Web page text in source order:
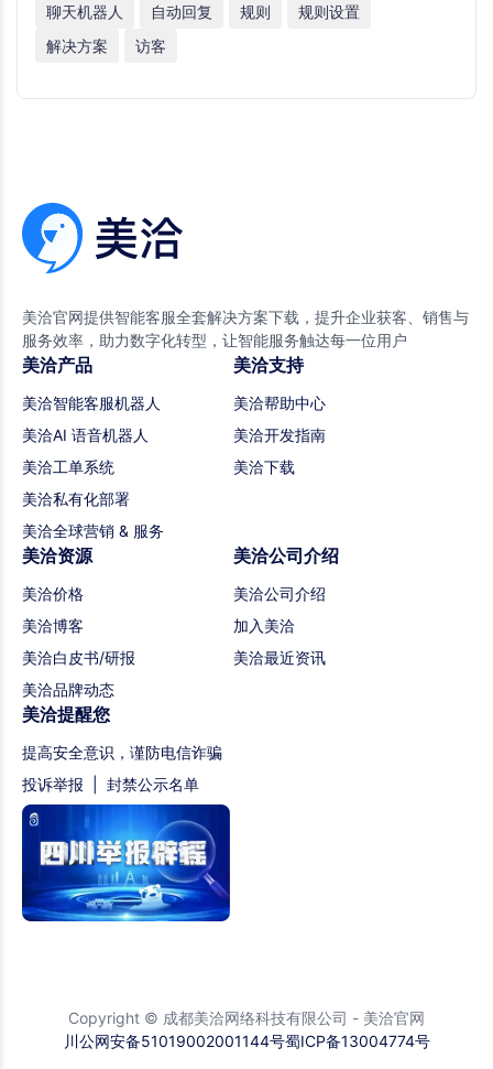
聊天机器人
自动回复 规则
规则设置
解决方案
访客
美洽官网提供智能客服全套解决方案下载，提升企业获客、销售与
服务效率，助力数字化转型，让智能服务触达每一位用户
美洽产品
美洽智能客服机器人
美洽AI 语音机器人
美洽工单系统
美洽私有化部署
美洽全球营销 & 服务
美洽支持
美洽帮助中心
美洽开发指南
美洽下载
美洽资源
美洽价格
美洽博客
美洽白皮书/研报
美洽品牌动态
美洽公司介绍
美洽公司介绍
加入美洽
美洽最近资讯
美洽提醒您
提高安全意识，谨防电信诈骗
投诉举报
封禁公示名单
Copyright © 成都美洽网络科技有限公司 - 美洽官网
川公网安备51019002001144号蜀ICP备13004774号